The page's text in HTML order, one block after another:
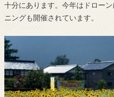
十分にあります。今年はドロー
ニングも開催されています。